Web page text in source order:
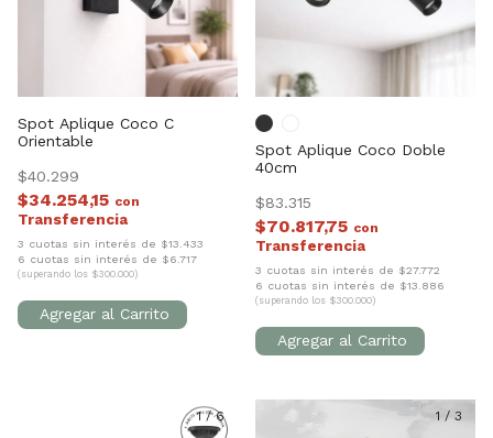
Spot Aplique Coco C
Orientable
$40.299
$34.254,15 con
3 cuotas sin interés de $13.433
6 cuotas sin interés de $6.717
(superando los $300.000)
Spot Aplique Coco Doble
40cm
$83.315
$70.817,75 con
3 cuotas sin interés de $27.772
6 cuotas sin interés de $13.886
(superando los $300.000)
1/6 1 / 3